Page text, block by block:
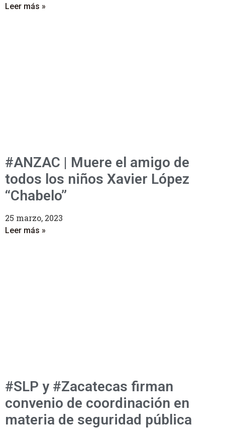
Leer más »
#ANZAC | Muere el amigo de
todos los niños Xavier López
“Chabelo”
25 marzo, 2023
Leer más »
#SLP y #Zacatecas firman
convenio de coordinación en
materia de seguridad pública